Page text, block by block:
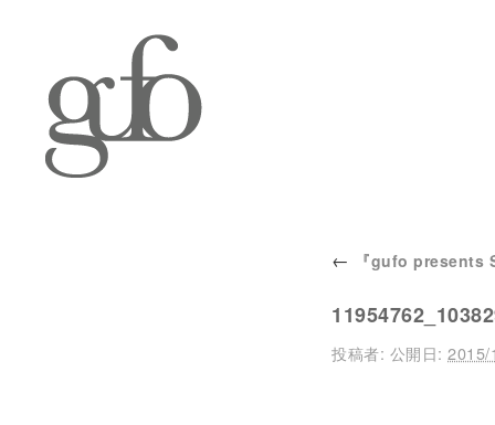
← 『gufo presents
投稿者: 公開日: 2015/